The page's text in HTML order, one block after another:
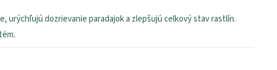
dozrievanie paradajok a zlepšujú celkový stav rastlín.